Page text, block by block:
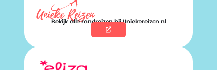
Bekijk alle rondreizen bij Uniekereizen.nl